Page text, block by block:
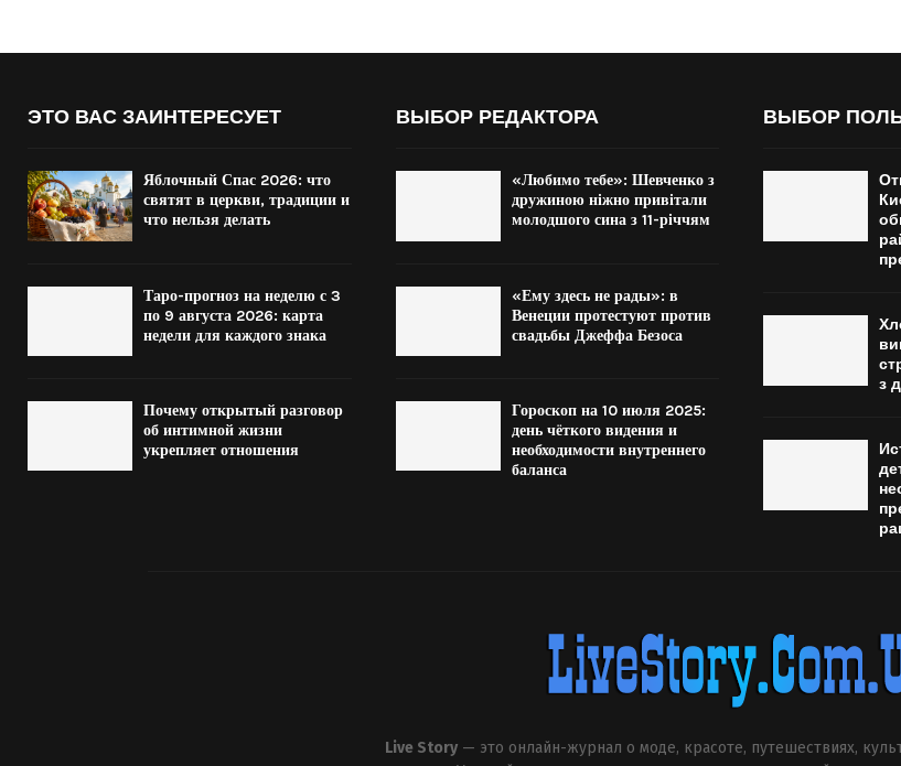
ЭТО ВАС ЗАИНТЕРЕСУЕТ
Яблочный Спас 2026: что
святят в церкви, традиции и
что нельзя делать
Таро-прогноз на неделю с 3
по 9 августа 2026: карта
недели для каждого знака
Почему открытый разговор
об интимной жизни
укрепляет отношения
ВЫБОР РЕДАКТОРА
«Любимо тебе»: Шевченко з
дружиною ніжно привітали
молодшого сина з 11-річчям
«Ему здесь не рады»: в
Венеции протестуют против
свадьбы Джеффа Безоса
Гороскоп на 10 июля 2025:
день чёткого видения и
необходимости внутреннего
баланса
ВЫБОР
з
Live Story— это онлайн-журнал о моде, красоте, путешествиях,